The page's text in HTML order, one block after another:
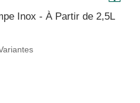
Inox - À Partir de 2,5L